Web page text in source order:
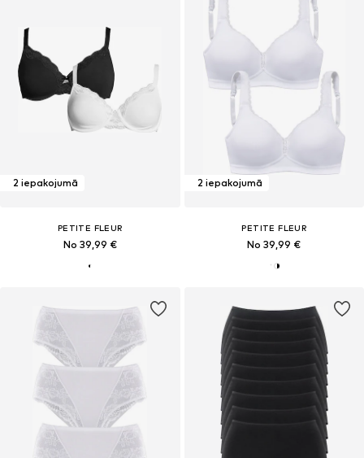
2 iepakojumā
PETITE FLEUR
No 39,99 €
2 iepakojumā
PETITE FLEUR
No 39,99 €